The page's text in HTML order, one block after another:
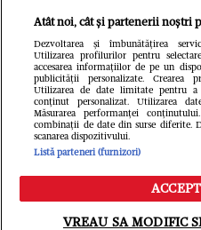
Un vecin instruit
o viață. Vezi
vorba
Atât noi, cât și partenerii noștri
Dezvoltarea și îmbunătățirea
Utilizarea profilurilor pentru
accesarea informațiilor de pe un
publicității personalizate. Crearea
Utilizarea de date limitate pentru a
conținut personalizat. Utilizarea
Măsurarea performanței
combinații de date din surse diferite.
scanarea dispozitivului.
Listă parteneri (furnizori)
VREAU SA MODIFIC